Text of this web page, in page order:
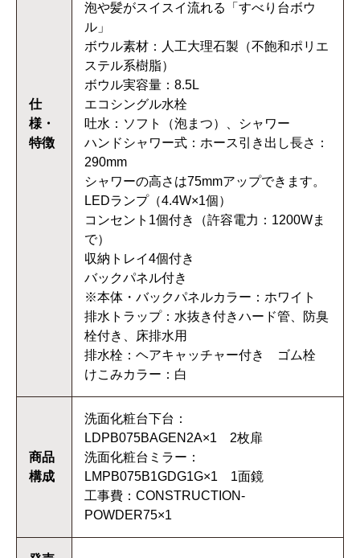
仕
様・
特徴
泡や髪がスイスイ流れる「すべり台ボウ
ル」
ボウル素材：人工大理石製（不飽和ポリエ
ステル系樹脂）
ボウル実容量：8.5L
エコシングル水栓
吐水：ソフト（泡まつ）、シャワー
ハンドシャワー式：ホース引き出し長さ：
290mm
シャワーの高さは75mmアップできます。
LEDランプ（4.4W×1個）
コンセント1個付き（許容電力：1200Wま
で）
収納トレイ4個付き
バックパネル付き
※本体・バックパネルカラー：ホワイト
排水トラップ：水抜き付きハード管、防臭
栓付き、床排水用
排水栓：ヘアキャッチャー付き ゴム栓
けこみカラー：白
商品
構成
洗面化粧台下台：
LDPB075BAGEN2A×1 2枚扉
洗面化粧台ミラー：
LMPB075B1GDG1G×1 1面鏡
工事費：CONSTRUCTION-
POWDER75×1